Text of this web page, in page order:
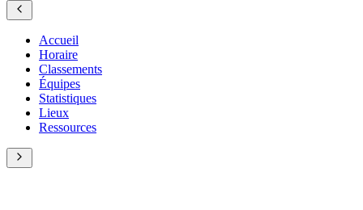
Accueil
Horaire
Classements
Équipes
Statistiques
Lieux
Ressources